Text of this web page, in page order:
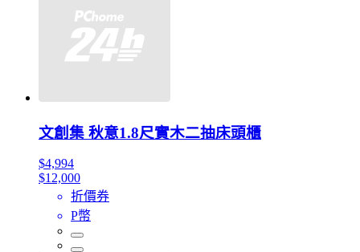
文創集 秋意1.8尺實木二抽床頭櫃
$4,994
$12,000
折價券
P幣